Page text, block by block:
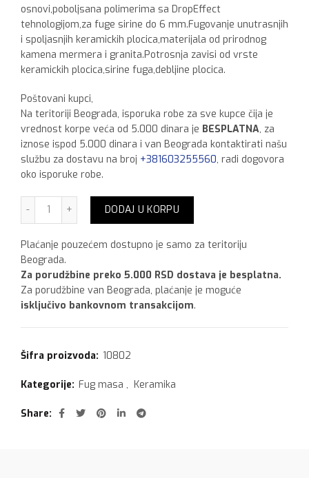
osnovi,poboljsana polimerima sa DropEffect
tehnologijom,za fuge sirine do 6 mm.Fugovanje unutrasnjih
i spoljasnjih keramickih plocica,materijala od prirodnog
kamena mermera i granita.Potrosnja zavisi od vrste
keramickih plocica,sirine fuga,debljine plocica.
Poštovani kupci,
Na teritoriji Beograda, isporuka robe za sve kupce čija je
vrednost korpe veća od 5.000 dinara je BESPLATNA, za
iznose ispod 5.000 dinara i van Beograda kontaktirati našu
službu za dostavu na broj +381603255560, radi dogovora
oko isporuke robe.
Mapei Keracolor FF 2 kg, Sand 133 količina
DODAJ U KORPU
Plaćanje pouzećem dostupno je samo za teritoriju
Beograda.
Za porudžbine preko 5.000 RSD dostava je besplatna.
Za porudžbine van Beograda, plaćanje je moguće
isključivo bankovnom transakcijom.
Šifra proizvoda: 10802
Kategorije: Fug masa , Keramika
Share